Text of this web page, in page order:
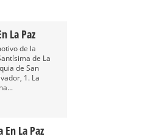
La Paz
de la
de La
de San
1. La
La Paz